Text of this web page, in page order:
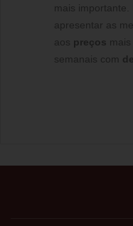
mais importante.
apresentar as
aos preços mais
semanais com